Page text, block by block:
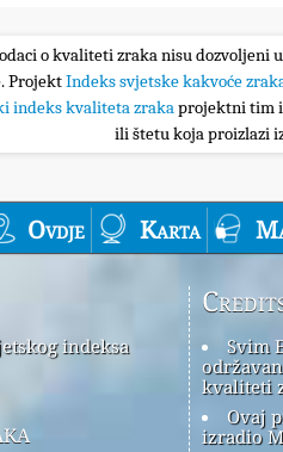
o kvaliteti zraka nisu
ProjektIndeks svjetske kakvoće
indeks kvaliteta zrakaprojektni tim
ili štetu koja proizlazi
Ovdje Karta
indeksa
Svim
kvaliteti
Ovaj
izradio